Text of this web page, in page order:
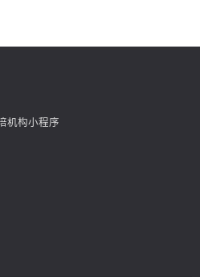
机构小程序